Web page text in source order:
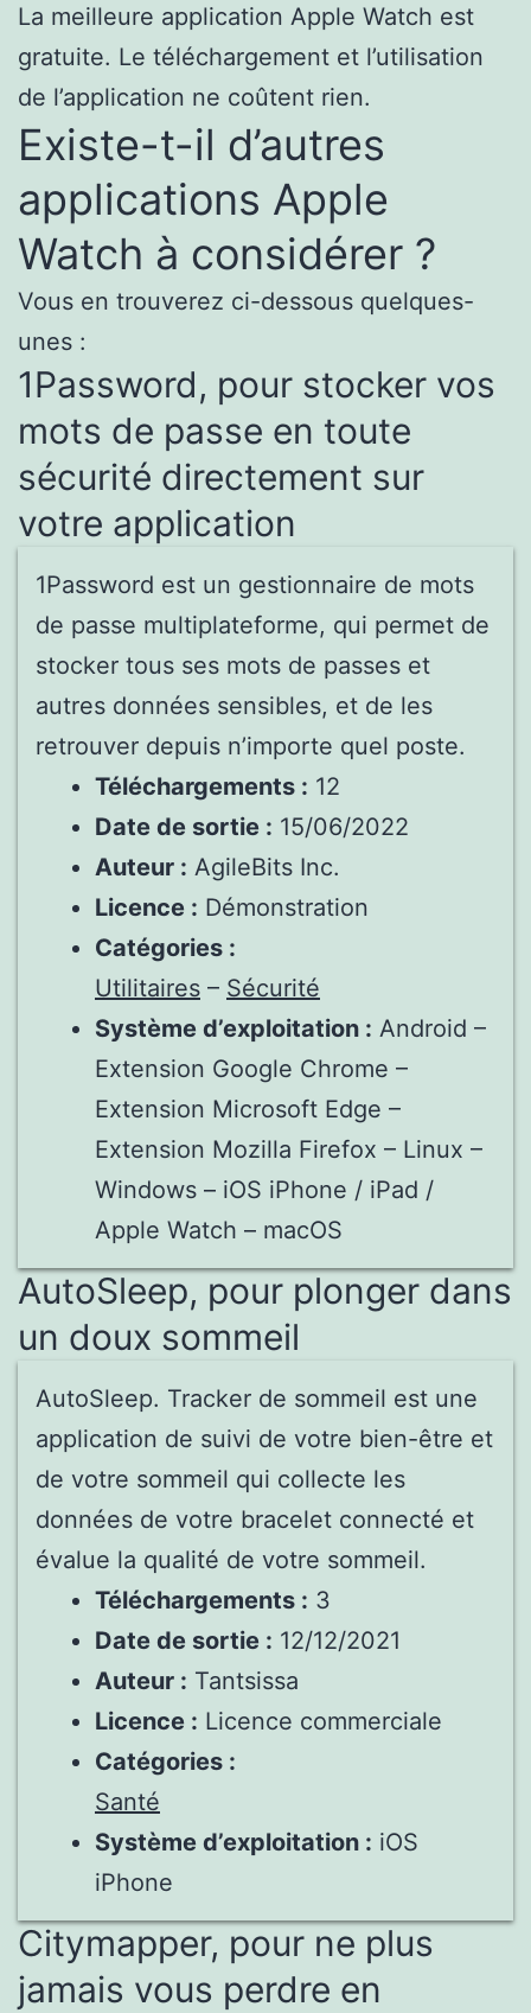
La meilleure application Apple Watch est
gratuite. Le téléchargement et l’utilisation
de l’application ne coûtent rien.
Existe-t-il d’autres
applications Apple
Watch à considérer ?
Vous en trouverez ci-dessous quelques-
unes :
1Password, pour stocker vos
mots de passe en toute
sécurité directement sur
votre application
1Password est un gestionnaire de mots
de passe multiplateforme, qui permet de
stocker tous ses mots de passes et
autres données sensibles, et de les
retrouver depuis n’importe quel poste.
Téléchargements : 12
Date de sortie : 15/06/2022
Auteur : AgileBits Inc.
Licence : Démonstration
Catégories :
Utilitaires – Sécurité
Système d’exploitation : Android –
Extension Google Chrome –
Extension Microsoft Edge –
Extension Mozilla Firefox – Linux –
Windows – iOS iPhone / iPad /
Apple Watch – macOS
AutoSleep, pour plonger dans
un doux sommeil
AutoSleep. Tracker de sommeil est une
application de suivi de votre bien-être et
de votre sommeil qui collecte les
données de votre bracelet connecté et
évalue la qualité de votre sommeil.
Téléchargements : 3
Date de sortie : 12/12/2021
Auteur : Tantsissa
Licence : Licence commerciale
Catégories :
Santé
Système d’exploitation : iOS
iPhone
Citymapper, pour ne plus
jamais vous perdre en